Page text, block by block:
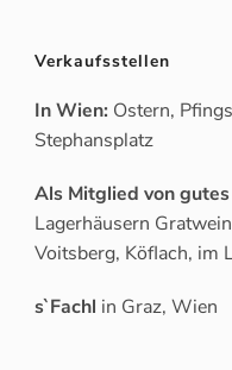
Verkaufsstellen
In Wien: Ostern,
Stephansplatz
Als Mitglied von
Lagerhäusern
Voitsberg, Köflach, im
s`Fachl in Graz, Wien